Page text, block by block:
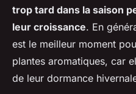
trop tard dans la saison
leur croissance. En
est le meilleur moment
plantes aromatiques, car
de leur dormance